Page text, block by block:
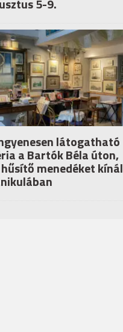
5-9.
látogatható
a Bartók Béla úton,
menedéket kínál